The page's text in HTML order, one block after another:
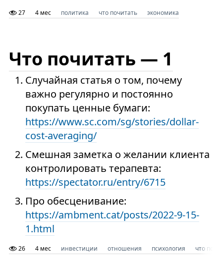
27 4 мес политика что почитать экономика
Что почитать — 1
Случайная статья о том, почему
важно регулярно и постоянно
покупать ценные бумаги:
https://www.sc.com/sg/stories/dollar-
cost-averaging/
Смешная заметка о желании клиента
контролировать терапевта:
https://spectator.ru/entry/6715
Про обесценивание:
https://ambment.cat/posts/2022-9-15-
1.html
26 4 мес инвестиции отношения психология что